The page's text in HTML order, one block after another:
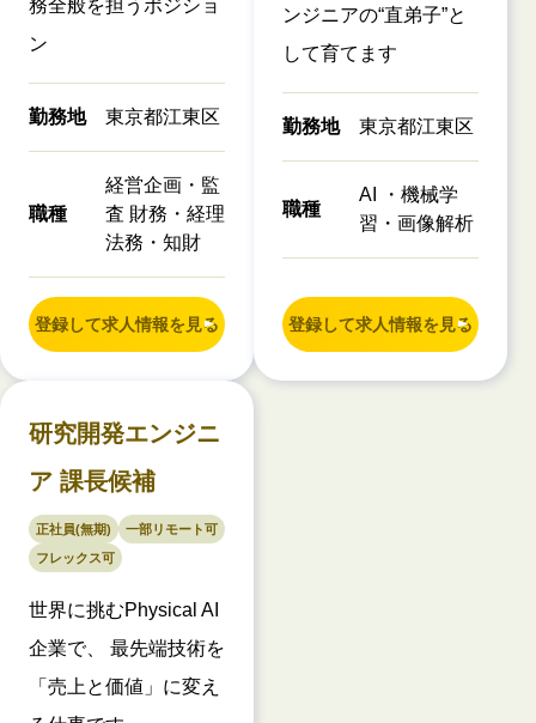
務全般を担うポジショ
ン
勤務地 東京都江東区
職種
経営企画・監
査 財務・経理
法務・知財
登録して求人情報を見る
ンジニアの“直弟子”と
して育てます
勤務地 東京都江東区
職種
AI ・機械学
習・画像解析
登録して求人情報を見る
研究開発エンジニ
ア 課長候補
正社員(無期)
一部リモート可
フレックス可
世界に挑むPhysical AI
企業で、 最先端技術を
「売上と価値」に変え